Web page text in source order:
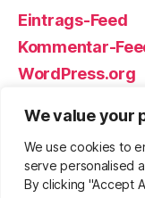
We value your
We use cookies to
serve personalised
By clicking "Accept
Eintrags-Feed
Kommentar-
WordPress.org
© 2026Björn
rund um Messer,